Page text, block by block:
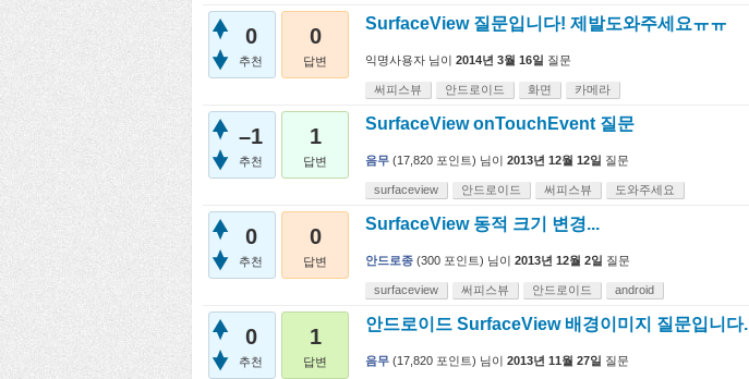
0
추천
0
답변
SurfaceView 질문입니다! 제발도와주세요ㅠㅠ
익명사용자 님이 2014년 3월 16일 질문
써피스뷰 안드로이드 화면 카메라
–1
추천
1
답변
SurfaceView onTouchEvent 질문
음무 (17,820 포인트) 님이 2013년 12월 12일 질문
surfaceview 안드로이드 써피스뷰 도와주세요
0
추천
0
답변
SurfaceView 동적 크기 변경...
안드로종 (300 포인트) 님이 2013년 12월 2일 질문
surfaceview 써피스뷰 안드로이드 android
0
추천
1
답변
안드로이드 SurfaceView 배경이미지 질문입니다.
음무 (17,820 포인트) 님이 2013년 11월 27일 질문